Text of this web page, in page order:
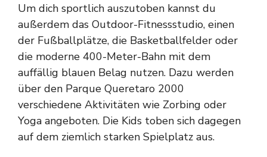
Um dich sportlich auszutoben kannst du
außerdem das Outdoor-Fitnessstudio, einen
der Fußballplätze, die Basketballfelder oder
die moderne 400-Meter-Bahn mit dem
auffällig blauen Belag nutzen. Dazu werden
über den Parque Queretaro 2000
verschiedene Aktivitäten wie Zorbing oder
Yoga angeboten. Die Kids toben sich dagegen
auf dem ziemlich starken Spielplatz aus.